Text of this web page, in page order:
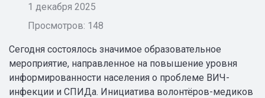
1 декабря 2025
Просмотров: 148
Сегодня состоялось значимое образовательное
мероприятие, направленное на повышение уровня
информированности населения о проблеме ВИЧ-
инфекции и СПИДа. Инициатива волонтёров-медиков